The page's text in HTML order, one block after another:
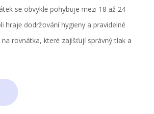
se obvykle pohybuje mezi 18 až 24
hraje dodržování hygieny a pravidelné
rovnátka, které zajišťují správný tlak a